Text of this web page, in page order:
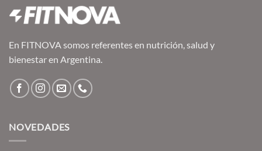
En FITNOVA somos referentes en nutrición, salud y
bienestar en Argentina.
NOVEDADES